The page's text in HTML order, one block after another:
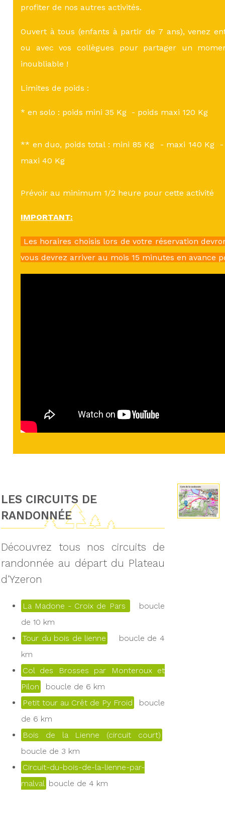
profiter de nos autres activités.
Ouvert à tous (enfants à partir de 7 ans), venez
ou avec vos collègues pour partager un
inoubliable !
Limites de poids :
* en solo : poids mini 35 Kg - poids maxi 120 Kg
** en duo, poids total : mini 85 Kg - maxi 140 Kg -
maxi 40 Kg
Prévoir au minimum 1/2 heure pour cette activité
IMPORTANT:
Les horaires choisis lors de votre réservation
vous devrez arriver au mois 15 minutes en avance
LES CIRCUITS DE
RANDONNÉE
Découvrez tous nos circuits de
randonnée au départ du Plateau
d'Yzeron
La Madone - Croix de Pars
boucle
de 10 km
Tour du bois de lienne
boucle de 4
km
Col des Brosses par Monteroux et
Pilon
boucle de 6 km
Petit tour au Crêt de Py Froid
boucle
de 6 km
Bois de la Lienne (circuit court)
boucle de 3 km
Circuit-du-bois-de-la-lienne-par-
malval boucle de 4 km